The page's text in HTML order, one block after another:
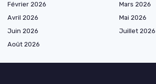
Février 2026
Mars 2026
Avril 2026
Mai 2026
Juin 2026
Juillet 2026
Août 2026